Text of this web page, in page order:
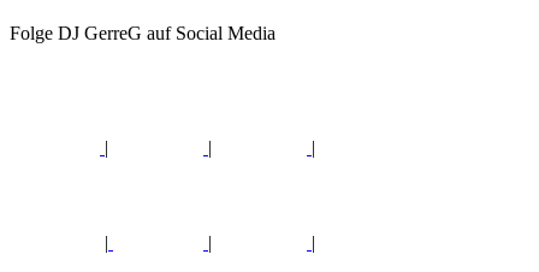
Folge DJ GerreG auf Social Media
| | |
| |
|